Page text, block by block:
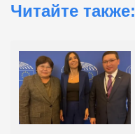
Читайте также: